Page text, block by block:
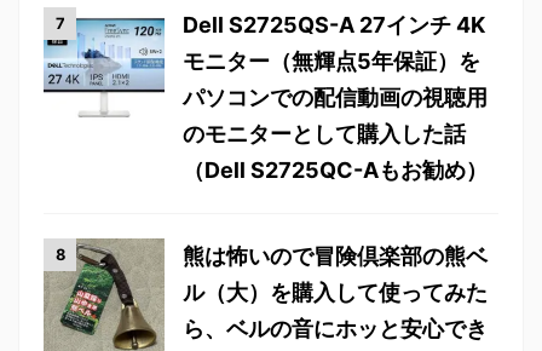
Dell S2725QS-A 27インチ 4K
モニター（無輝点5年保証）を
パソコンでの配信動画の視聴用
のモニターとして購入した話
（Dell S2725QC-Aもお勧め）
熊は怖いので冒険倶楽部の熊ベ
ル（大）を購入して使ってみた
ら、ベルの音にホッと安心でき